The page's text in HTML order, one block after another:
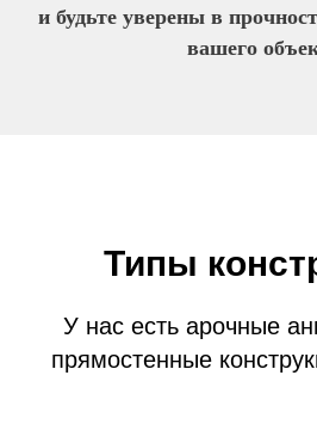
и будьте уверены в
вашего
Типы
У нас есть арочные
прямостенные